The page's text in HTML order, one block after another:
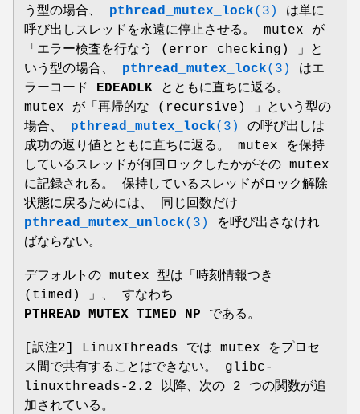
う型の場合、 pthread_mutex_lock(3)
は単に
呼び出しスレッドを永遠に停止させる。 mutex が
「エラー検査を行なう (error checking) 」と
いう型の場合、 pthread_mutex_lock(3)
はエ
ラーコード EDEADLK とともに直ちに返る。
mutex が「再帰的な (recursive) 」という型の
場合、 pthread_mutex_lock(3)
の呼び出しは
成功の返り値とともに直ちに返る。 mutex を保持
しているスレッドが何回ロックしたかがその mutex
に記録される。 保持しているスレッドがロック解除
状態に戻るためには、 同じ回数だけ
pthread_mutex_unlock(3)
を呼び出さなけれ
ばならない。
デフォルトの mutex 型は「時刻情報つき
(timed) 」、 すなわち
PTHREAD_MUTEX_TIMED_NP である。
[訳注2] LinuxThreads では mutex をプロセ
ス間で共有することはできない。 glibc-
linuxthreads-2.2 以降、次の 2 つの関数が追
加されている。